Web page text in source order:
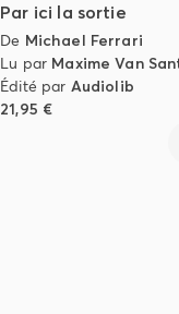
Par ici la sortie
De Michael Ferrari
Lu par Maxime Van
Édité par Audiolib
21,95 €